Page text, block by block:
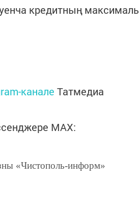
кредитның максималь
канале Татмедиа
MАХ:
«Чистополь-информ»